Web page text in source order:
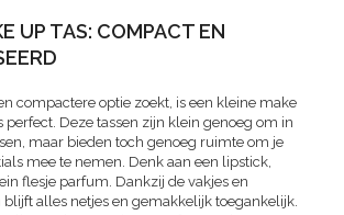
UP TAS: COMPACT EN
compactere optie zoekt, is een kleine make
perfect. Deze tassen zijn klein genoeg om in
maar bieden toch genoeg ruimte om je
mee te nemen. Denk aan een lipstick,
flesje parfum. Dankzij de vakjes en
alles netjes en gemakkelijk toegankelijk.